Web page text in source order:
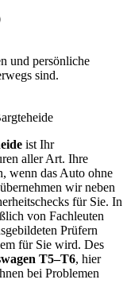
und persönliche
sind.
ist Ihr
aller Art. Ihre
wenn das Auto ohne
wir neben
für Sie. In
von Fachleuten
Prüfern
für Sie wird. Des
T5–T6, hier
bei Problemen